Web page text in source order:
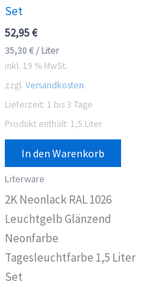
Set
52,95€
35,30€ / Liter
inkl. 19 % MwSt.
zzgl. Versandkosten
Lieferzeit: 1 bis 3 Tage
Produkt enthält: 1,5 Liter
In den Warenkorb
Literware
2K Neonlack RAL 1026
Leuchtgelb Glänzend
Neonfarbe
Tagesleuchtfarbe 1,5 Liter
Set